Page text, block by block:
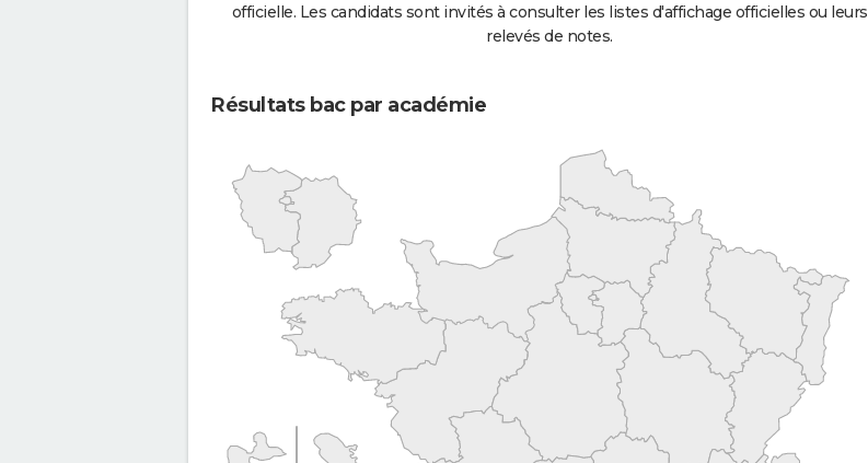
officielle. Les candidats sont invités à consulter les listes d'affichage officielles ou leurs
relevés de notes.
Résultats bac par académie